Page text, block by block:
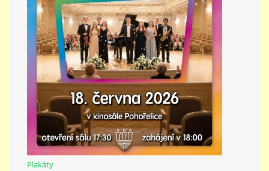
DOTACE
GDPR
ZUŠ Pohořelice
Školní 462
Pohořelice
Plakáty